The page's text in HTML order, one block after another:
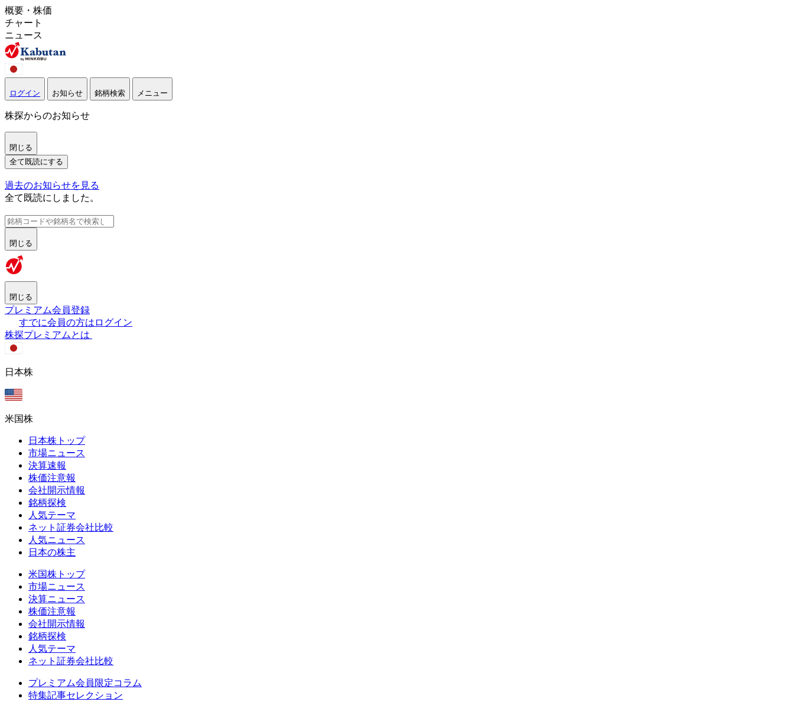
概要・株価
チャート
ニュース
ログイン お知らせ 銘柄検索 メニュー
株探からのお知らせ
閉じる
全て既読にする
過去のお知らせを見る
全て既読にしました。
閉じる
閉じる
プレミアム会員登録
すでに会員の方はログイン
株探プレミアムとは
日本株
米国株
日本株トップ
市場ニュース
決算速報
株価注意報
会社開示情報
銘柄探検
人気テーマ
ネット証券会社比較
人気ニュース
日本の株主
米国株トップ
市場ニュース
決算ニュース
株価注意報
会社開示情報
銘柄探検
人気テーマ
ネット証券会社比較
プレミアム会員限定コラム
特集記事セレクション